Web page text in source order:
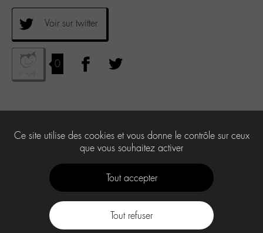
Voir sur twitter
0
Ce site utilise des cookies et vous donne le contrôle sur ceux
que vous souhaitez activer
Tout accepter
Tout refuser